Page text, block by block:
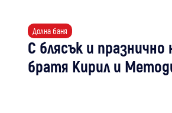
Долна баня
С блясък и
братя Кирил и